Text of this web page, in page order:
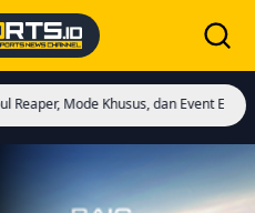
Khusus, dan Event Eksklusif!